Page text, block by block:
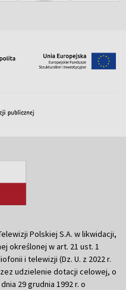
Polskiej S.A. w likwidacji,
określonej w art. 21 ust. 1
i telewizji (Dz. U. z 2022 r.
udzielenie dotacji celowej, o
29 grudnia 1992 r. o